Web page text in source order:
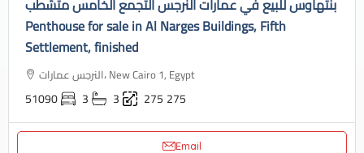
بنتهاوس للبيع في عمارات النرجس التجمع الخامس متشطب
Penthouse for sale in Al Narges Buildings, Fifth
Settlement, finished
النرجس عمارات، New Cairo 1, Egypt
51090 3 3 275 275
Email